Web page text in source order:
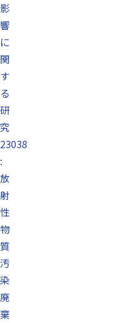
影
響
に
関
す
る
研
究
23038
:
放
射
性
物
質
汚
染
廃
棄